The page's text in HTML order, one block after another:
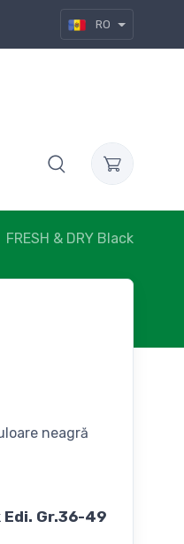
RO
FRESH & DRY Black
neagră
Edi. Gr.36-49